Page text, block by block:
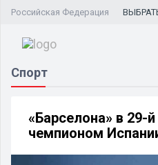
Российская Федерация
Спорт
«Барселона» в 29-
чемпионом